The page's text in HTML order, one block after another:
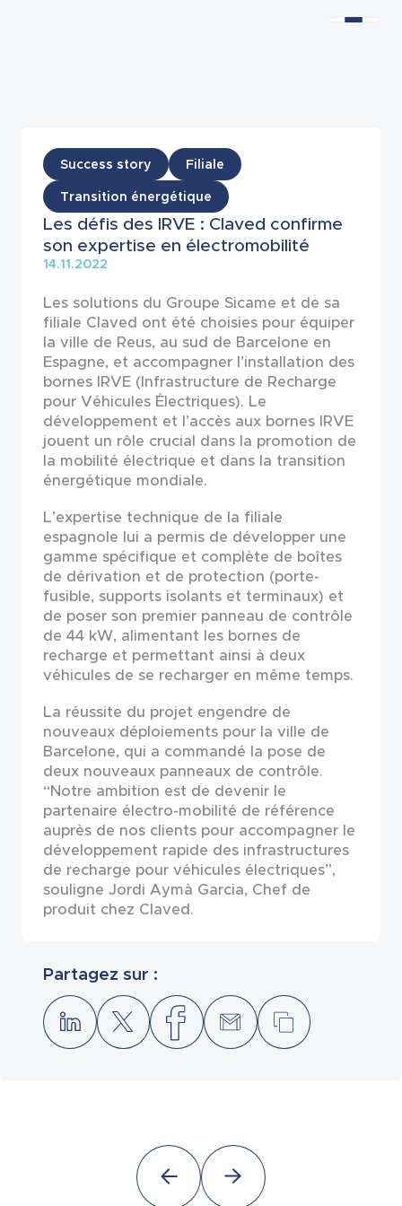
Actualités
Success story
Filiale
Transition énergétique
Les défis des IRVE : Claved confirme
son expertise en électromobilité
14.11.2022
Partagez sur :
Les solutions du Groupe Sicame et de sa
filiale Claved ont été choisies pour équiper
la ville de Reus, au sud de Barcelone en
Espagne, et accompagner l’installation des
bornes IRVE (Infrastructure de Recharge
pour Véhicules Électriques). Le
développement et l’accès aux bornes IRVE
jouent un rôle crucial dans la promotion de
la mobilité électrique et dans la transition
énergétique mondiale.
L’expertise technique de la filiale
espagnole lui a permis de développer une
gamme spécifique et complète de boîtes
de dérivation et de protection (porte-
fusible, supports isolants et terminaux) et
de poser son premier panneau de contrôle
de 44 kW, alimentant les bornes de
recharge et permettant ainsi à deux
véhicules de se recharger en même temps.
La réussite du projet engendre de
nouveaux déploiements pour la ville de
Barcelone, qui a commandé la pose de
deux nouveaux panneaux de contrôle.
“Notre ambition est de devenir le
partenaire électro-mobilité de référence
auprès de nos clients pour accompagner le
développement rapide des infrastructures
de recharge pour véhicules électriques”,
souligne Jordi Aymà Garcia, Chef de
produit chez Claved.